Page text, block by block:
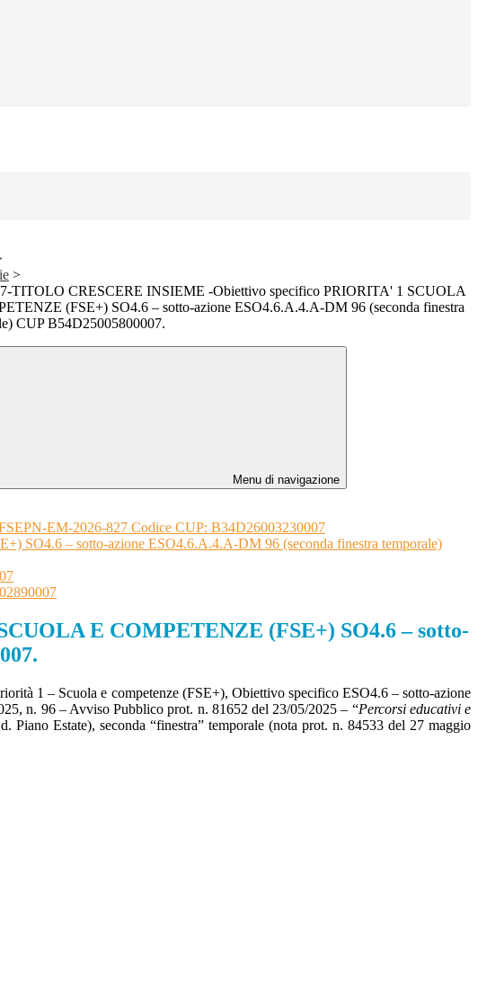
>
TITOLO CRESCERE INSIEME -Obiettivo specifico PRIORITA' 1 SCUOLA
(FSE+) SO4.6 – sotto-azione ESO4.6.A.4.A-DM 96 (seconda finestra
CUP B54D25005800007.
Menu di navigazione
EM-2026-827 Codice CUP: B34D26003230007
– sotto-azione ESO4.6.A.4.A-DM 96 (seconda finestra temporale)
E COMPETENZE (FSE+) SO4.6 – sotto-
1 – Scuola e competenze (FSE+), Obiettivo specifico ESO4.6 – sotto-azione
n. 96 – Avviso Pubblico prot. n. 81652 del 23/05/2025 – “Percorsi educativi e
Piano Estate), seconda “finestra” temporale (nota prot. n. 84533 del 27 maggio